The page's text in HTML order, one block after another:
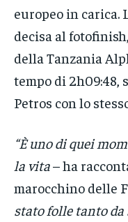
europeo in carica.
decisa al
della Tanzania
tempo di 2h09:48,
Petros con lo
“È uno di quei
la vita– ha
marocchino delle
stato folle tanto da